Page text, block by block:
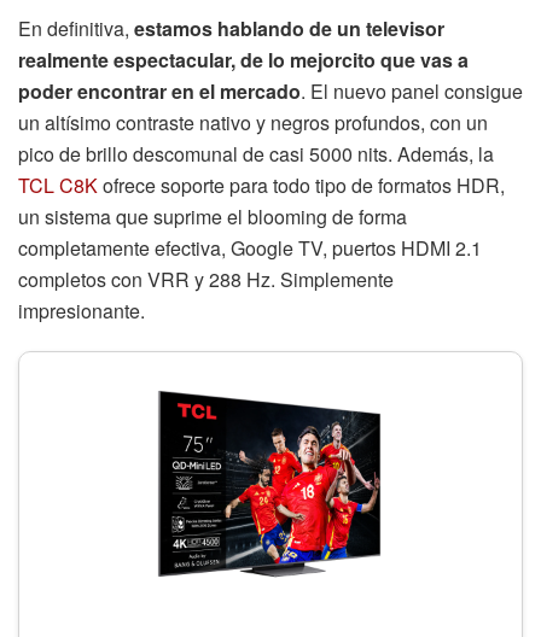
En definitiva, estamos hablando de un televisor
realmente espectacular, de lo mejorcito que vas a
poder encontrar en el mercado. El nuevo panel consigue
un altísimo contraste nativo y negros profundos, con un
pico de brillo descomunal de casi 5000 nits. Además, la
TCL C8Kofrece soporte para todo tipo de formatos HDR,
un sistema que suprime el blooming de forma
completamente efectiva, Google TV, puertos HDMI 2.1
completos con VRR y 288 Hz. Simplemente
impresionante.